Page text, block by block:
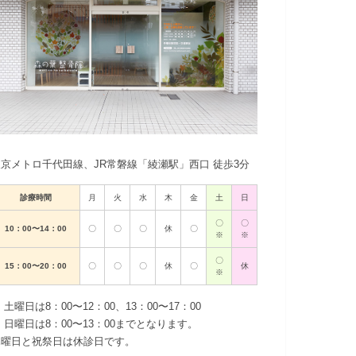
メトロ千代田線、JR常磐線「綾瀬駅」西口 徒歩3分
診療時間 月 火 水 木 金 土 日
10：00〜14：00 〇 〇 〇 休 〇
〇
※
〇
※
15：00〜20：00 〇 〇 〇 休 〇
〇
※
休
曜日は8：00〜12：00、13：00〜17：00
曜日は8：00〜13：00までとなります。
日と祝祭日は休診日です。